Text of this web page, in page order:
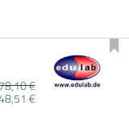
€
€